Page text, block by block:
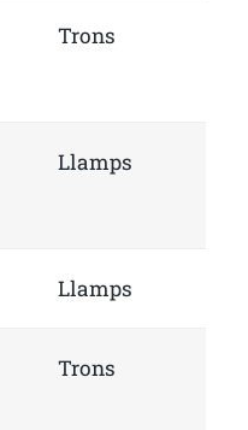
Trons
Llamps
Llamps
Trons